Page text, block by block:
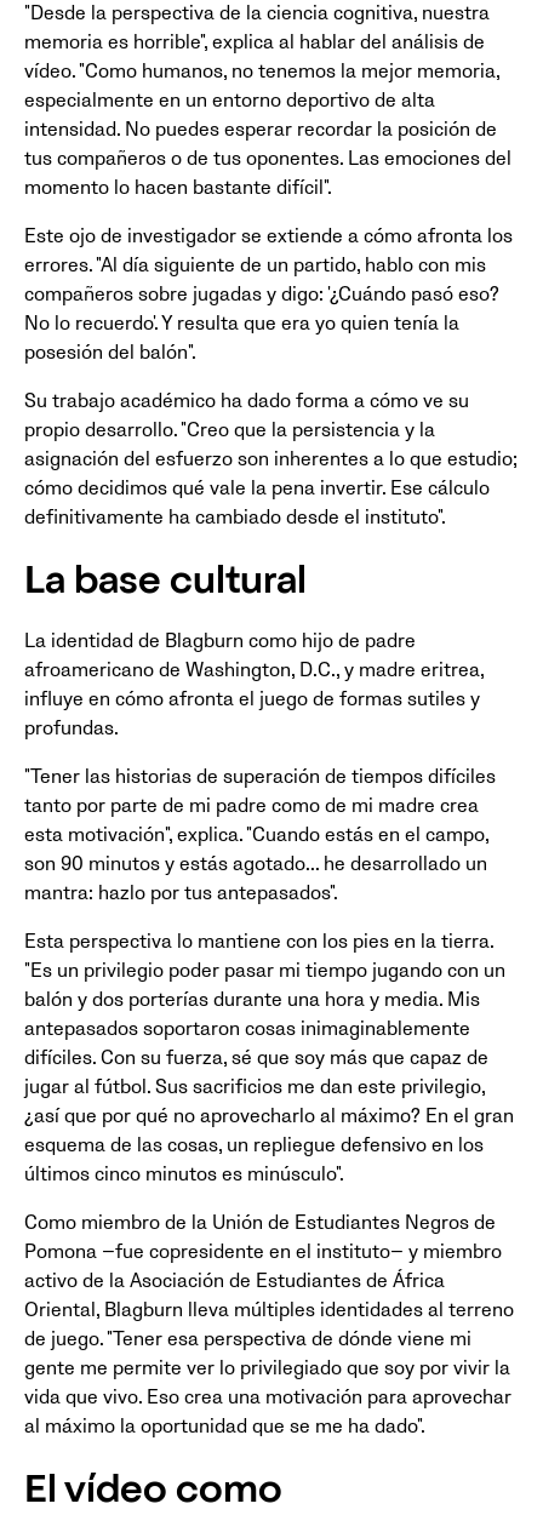
"Desde la perspectiva de la ciencia cognitiva, nuestra
memoria es horrible", explica al hablar del análisis de
vídeo. "Como humanos, no tenemos la mejor memoria,
especialmente en un entorno deportivo de alta
intensidad. No puedes esperar recordar la posición de
tus compañeros o de tus oponentes. Las emociones del
momento lo hacen bastante difícil".
Este ojo de investigador se extiende a cómo afronta los
errores. "Al día siguiente de un partido, hablo con mis
compañeros sobre jugadas y digo: '¿Cuándo pasó eso?
No lo recuerdo'. Y resulta que era yo quien tenía la
posesión del balón".
Su trabajo académico ha dado forma a cómo ve su
propio desarrollo. "Creo que la persistencia y la
asignación del esfuerzo son inherentes a lo que estudio;
cómo decidimos qué vale la pena invertir. Ese cálculo
definitivamente ha cambiado desde el instituto".
La base cultural
La identidad de Blagburn como hijo de padre
afroamericano de Washington, D.C., y madre eritrea,
influye en cómo afronta el juego de formas sutiles y
profundas.
"Tener las historias de superación de tiempos difíciles
tanto por parte de mi padre como de mi madre crea
esta motivación", explica. "Cuando estás en el campo,
son 90 minutos y estás agotado... he desarrollado un
mantra: hazlo por tus antepasados".
Esta perspectiva lo mantiene con los pies en la tierra.
"Es un privilegio poder pasar mi tiempo jugando con un
balón y dos porterías durante una hora y media. Mis
antepasados soportaron cosas inimaginablemente
difíciles. Con su fuerza, sé que soy más que capaz de
jugar al fútbol. Sus sacrificios me dan este privilegio,
¿así que por qué no aprovecharlo al máximo? En el gran
esquema de las cosas, un repliegue defensivo en los
últimos cinco minutos es minúsculo".
Como miembro de la Unión de Estudiantes Negros de
Pomona —fue copresidente en el instituto— y miembro
activo de la Asociación de Estudiantes de África
Oriental, Blagburn lleva múltiples identidades al terreno
de juego. "Tener esa perspectiva de dónde viene mi
gente me permite ver lo privilegiado que soy por vivir la
vida que vivo. Eso crea una motivación para aprovechar
al máximo la oportunidad que se me ha dado".
El vídeo como